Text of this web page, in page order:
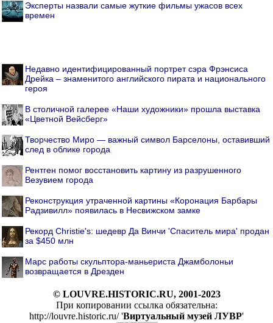
Эксперты назвали самые жуткие фильмы ужасов всех
времен
Недавно идентифицированный портрет сэра Фрэнсиса
Дрейка – знаменитого английского пирата и национального
героя
В столичной галерее «Наши художники» прошла выставка
«Цветной Вейсберг»
Творчество Миро — важный символ Барселоны, оставивший
след в облике города
Рентген помог восстановить картину из разрушенного
Везувием города
Реконструкция утраченной картины «Коронация Барбары
Радзивилл» появилась в Несвижском замке
Рекорд Christie's: шедевр Да Винчи 'Спаситель мира' продан
за $450 млн
Марс работы скульптора-маньериста Джамболоньи
возвращается в Дрезден
© LOUVRE.HISTORIC.RU, 2001-2023
При копировании ссылка обязательна:
http://louvre.historic.ru/ 'Виртуальный музей ЛУВР'